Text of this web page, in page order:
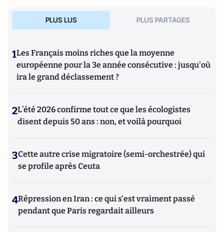
PLUS LUS PLUS PARTAGES
1Les Français moins riches que la moyenne
européenne pour la 3e année consécutive : jusqu'où
ira le grand déclassement ?
2L’été 2026 confirme tout ce que les écologistes
disent depuis 50 ans : non, et voilà pourquoi
3Cette autre crise migratoire (semi-orchestrée) qui
se profile après Ceuta
4Répression en Iran : ce qui s'est vraiment passé
pendant que Paris regardait ailleurs